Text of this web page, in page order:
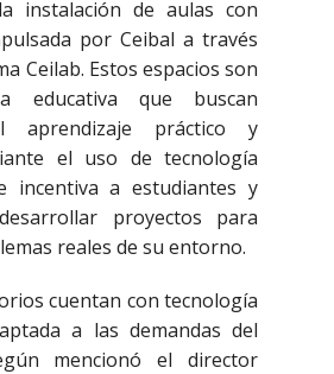
instalación de aulas con
por Ceibal a través
Ceilab. Estos espacios son
educativa que buscan
aprendizaje práctico y
el uso de tecnología
incentiva a estudiantes y
proyectos para
reales de su entorno.
cuentan con tecnología
a las demandas del
mencionó el director